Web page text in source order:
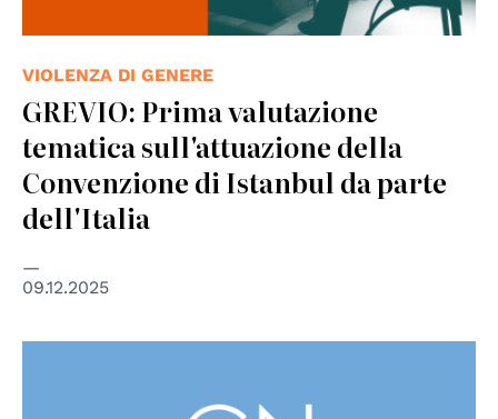
VIOLENZA DI GENERE
GREVIO: Prima valutazione
tematica sull'attuazione della
Convenzione di Istanbul da parte
dell'Italia
09.12.2025